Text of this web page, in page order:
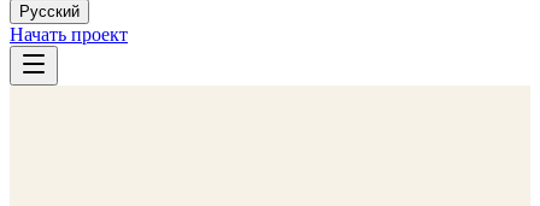
Русский
Начать проект